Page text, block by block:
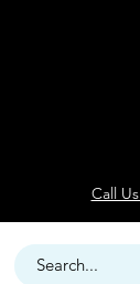
Call Us